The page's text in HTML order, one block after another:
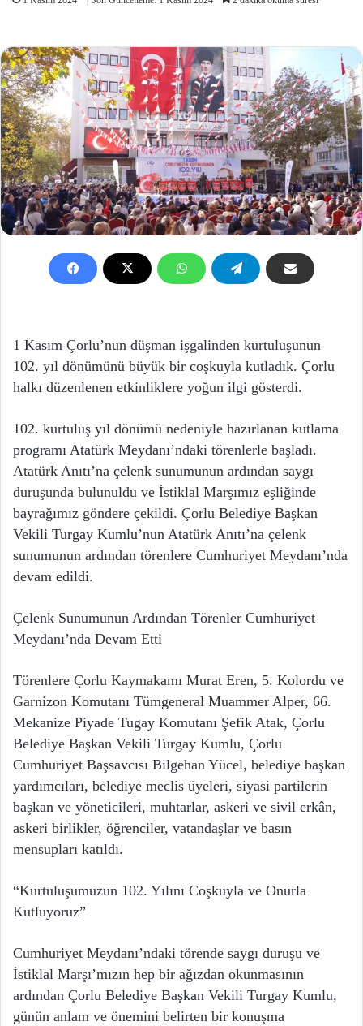
1 Kasım Çorlu’nun düşman işgalinden kurtuluşunun
102. yıl dönümünü büyük bir coşkuyla kutladık. Çorlu
halkı düzenlenen etkinliklere yoğun ilgi gösterdi.
102. kurtuluş yıl dönümü nedeniyle hazırlanan kutlama
programı Atatürk Meydanı’ndaki törenlerle başladı.
Atatürk Anıtı’na çelenk sunumunun ardından saygı
duruşunda bulunuldu ve İstiklal Marşımız eşliğinde
bayrağımız göndere çekildi. Çorlu Belediye Başkan
Vekili Turgay Kumlu’nun Atatürk Anıtı’na çelenk
sunumunun ardından törenlere Cumhuriyet Meydanı’nda
devam edildi.
Çelenk Sunumunun Ardından Törenler Cumhuriyet
Meydanı’nda Devam Etti
Törenlere Çorlu Kaymakamı Murat Eren, 5. Kolordu ve
Garnizon Komutanı Tümgeneral Muammer Alper, 66.
Mekanize Piyade Tugay Komutanı Şefik Atak, Çorlu
Belediye Başkan Vekili Turgay Kumlu, Çorlu
Cumhuriyet Başsavcısı Bilgehan Yücel, belediye başkan
yardımcıları, belediye meclis üyeleri, siyasi partilerin
başkan ve yöneticileri, muhtarlar, askeri ve sivil erkân,
askeri birlikler, öğrenciler, vatandaşlar ve basın
mensupları katıldı.
“Kurtuluşumuzun 102. Yılını Coşkuyla ve Onurla
Kutluyoruz”
Cumhuriyet Meydanı’ndaki törende saygı duruşu ve
İstiklal Marşı’mızın hep bir ağızdan okunmasının
ardından Çorlu Belediye Başkan Vekili Turgay Kumlu,
günün anlam ve önemini belirten bir konuşma